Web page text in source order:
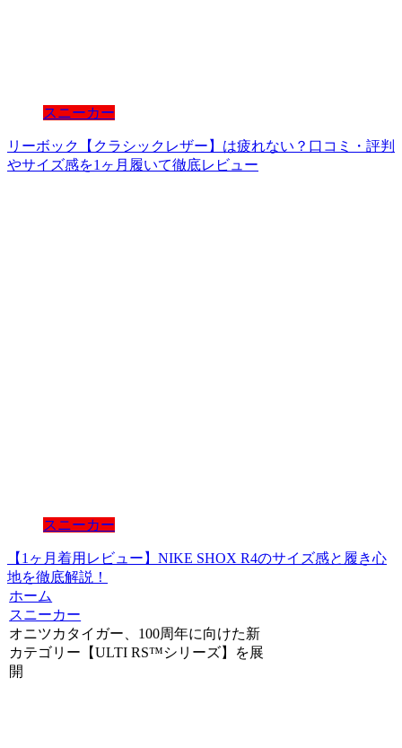
スニーカー
リーボック【クラシックレザー】は疲れない？口コミ・評判
やサイズ感を1ヶ月履いて徹底レビュー
スニーカー
【1ヶ月着用レビュー】NIKE SHOX R4のサイズ感と履き心
地を徹底解説！
ホーム
スニーカー
オニツカタイガー、100周年に向けた新
カテゴリー【ULTI RS™シリーズ】を展
開